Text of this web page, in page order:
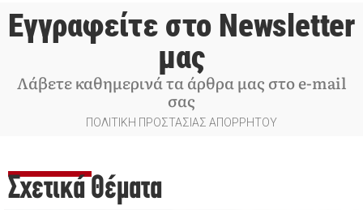
Εγγραφείτε στο Newsletter
μας
Λάβετε καθημερινά τα άρθρα μας στο e-mail
σας
ΠΟΛΙΤΙΚΗ ΠΡΟΣΤΑΣΙΑΣ ΑΠΟΡΡΗΤΟΥ
Σχετικά Θέματα